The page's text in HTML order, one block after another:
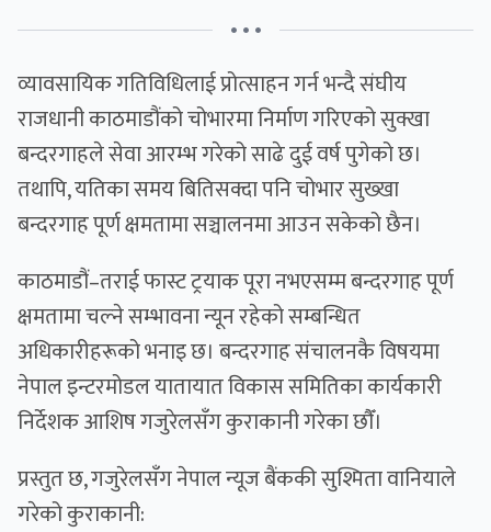
• • •
व्यावसायिक गतिविधिलाई प्रोत्साहन गर्न भन्दै संघीय
राजधानी काठमाडौंको चोभारमा निर्माण गरिएको सुक्खा
बन्दरगाहले सेवा आरम्भ गरेको साढे दुई वर्ष पुगेको छ।
तथापि, यतिका समय बितिसक्दा पनि चोभार सुख्खा
बन्दरगाह पूर्ण क्षमतामा सञ्चालनमा आउन सकेको छैन।
काठमाडौं–तराई फास्ट ट्रयाक पूरा नभएसम्म बन्दरगाह पूर्ण
क्षमतामा चल्ने सम्भावना न्यून रहेको सम्बन्धित
अधिकारीहरूको भनाइ छ। बन्दरगाह संचालनकै विषयमा
नेपाल इन्टरमोडल यातायात विकास समितिका कार्यकारी
निर्देशक आशिष गजुरेलसँग कुराकानी गरेका छाैँ।
प्रस्तुत छ, गजुरेलसँग नेपाल न्यूज बैंककी सुश्मिता वानियाले
गरेको कुराकानी: